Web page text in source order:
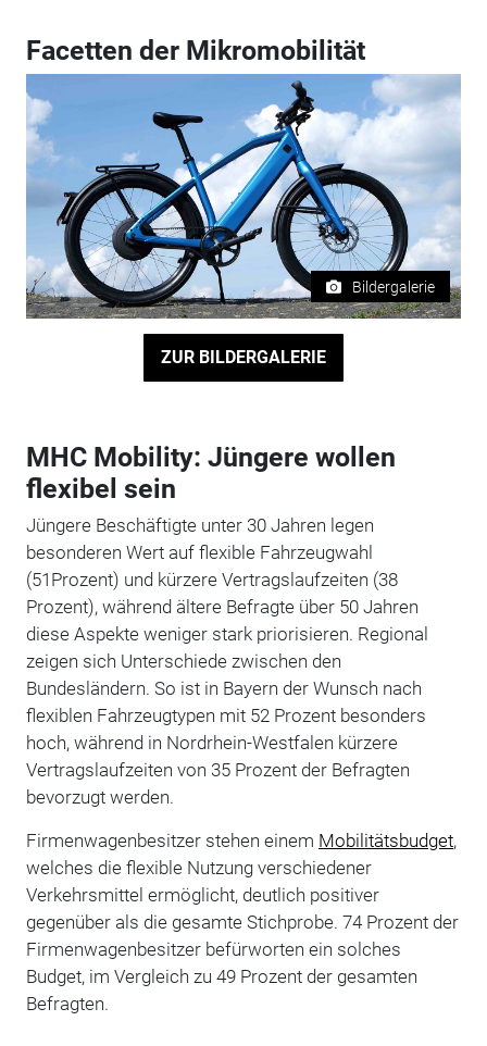
Facetten der Mikromobilität
Bildergalerie
ZUR BILDERGALERIE
MHC Mobility: Jüngere wollen
flexibel sein
Jüngere Beschäftigte unter 30 Jahren legen
besonderen Wert auf flexible Fahrzeugwahl
(51Prozent) und kürzere Vertragslaufzeiten (38
Prozent), während ältere Befragte über 50 Jahren
diese Aspekte weniger stark priorisieren. Regional
zeigen sich Unterschiede zwischen den
Bundesländern. So ist in Bayern der Wunsch nach
flexiblen Fahrzeugtypen mit 52 Prozent besonders
hoch, während in Nordrhein-Westfalen kürzere
Vertragslaufzeiten von 35 Prozent der Befragten
bevorzugt werden.
Firmenwagenbesitzer stehen einem Mobilitätsbudget,
welches die flexible Nutzung verschiedener
Verkehrsmittel ermöglicht, deutlich positiver
gegenüber als die gesamte Stichprobe. 74 Prozent der
Firmenwagenbesitzer befürworten ein solches
Budget, im Vergleich zu 49 Prozent der gesamten
Befragten.